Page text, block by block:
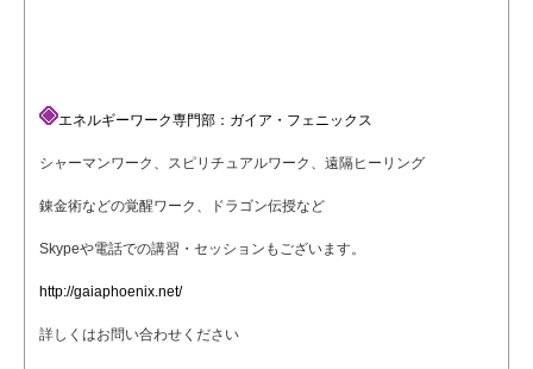
エネルギーワーク専門部：ガイア・フェニックス
シャーマンワーク、スピリチュアルワーク、遠隔ヒーリング
錬金術などの覚醒ワーク、ドラゴン伝授など
Skypeや電話での講習・セッションもございます。
http://gaiaphoenix.net/
詳しくはお問い合わせください